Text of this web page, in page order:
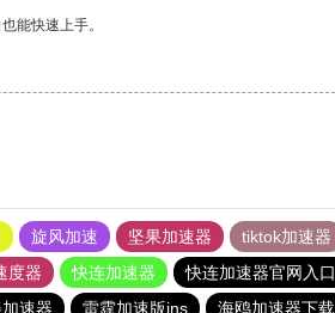
能快速上手。
旋风加速 坚果加速器 tiktok加速器
度器 快连加速器 快连加速器官网入口
速器 雷霆加速版ins 海鸥加速器下载